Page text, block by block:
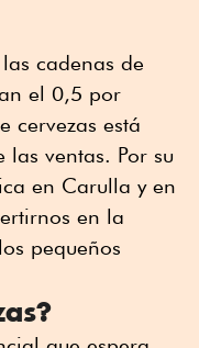
cadenas de
el 0,5 por
cervezas está
ventas. Por su
en Carulla y en
en la
pequeños